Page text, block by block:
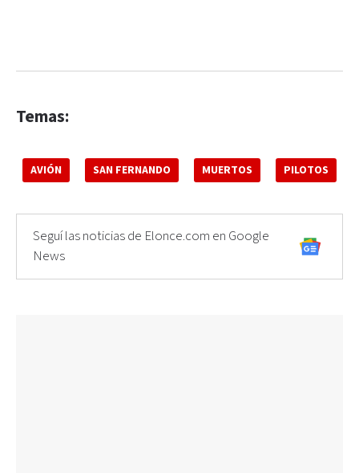
Temas:
AVIÓN SAN FERNANDO MUERTOS PILOTOS
Seguí las noticias de Elonce.com en Google
News